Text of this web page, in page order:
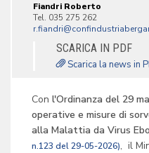
Fiandri Roberto
Tel. 035 275 262
SCARICA IN PDF
Scarica la news in
Con l'Ordinanza del 29
operative e misure di
alla Malattia da Virus
n.123 del 29-05-2026), il